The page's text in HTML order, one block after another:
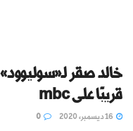
خالد صقر
قريبًا على mbc